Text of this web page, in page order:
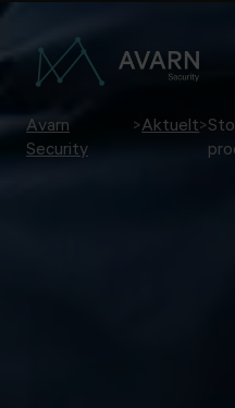
Avarn
Security
>Aktuelt>